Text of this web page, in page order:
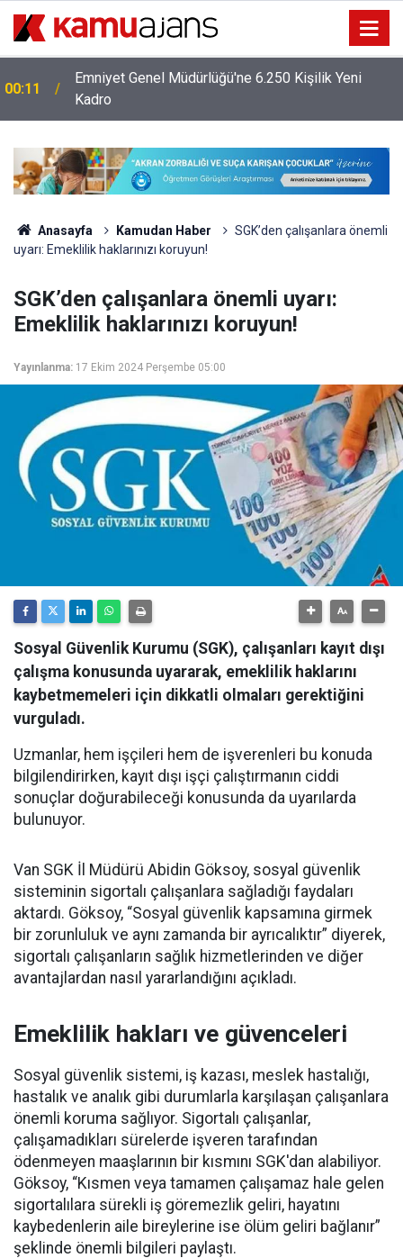
00:11
Emniyet Genel Müdürlüğü'ne 6.250 Kişilik Yeni
Kadro
Anasayfa Kamudan Haber
SGK’den çalışanlara önemli
uyarı: Emeklilik haklarınızı koruyun!
SGK’den çalışanlara önemli uyarı:
Emeklilik haklarınızı koruyun!
Yayınlanma: 17 Ekim 2024 Perşembe 05:00
Sosyal Güvenlik Kurumu (SGK), çalışanları kayıt dışı
çalışma konusunda uyararak, emeklilik haklarını
kaybetmemeleri için dikkatli olmaları gerektiğini
vurguladı.
Uzmanlar, hem işçileri hem de işverenleri bu konuda
bilgilendirirken, kayıt dışı işçi çalıştırmanın ciddi
sonuçlar doğurabileceği konusunda da uyarılarda
bulunuyor.
Van SGK İl Müdürü Abidin Göksoy, sosyal güvenlik
sisteminin sigortalı çalışanlara sağladığı faydaları
aktardı. Göksoy, “Sosyal güvenlik kapsamına girmek
bir zorunluluk ve aynı zamanda bir ayrıcalıktır” diyerek,
sigortalı çalışanların sağlık hizmetlerinden ve diğer
avantajlardan nasıl yararlandığını açıkladı.
Emeklilik hakları ve güvenceleri
Sosyal güvenlik sistemi, iş kazası, meslek hastalığı,
hastalık ve analık gibi durumlarla karşılaşan çalışanlara
önemli koruma sağlıyor. Sigortalı çalışanlar,
çalışamadıkları sürelerde işveren tarafından
ödenmeyen maaşlarının bir kısmını SGK'dan alabiliyor.
Göksoy, “Kısmen veya tamamen çalışamaz hale gelen
sigortalılara sürekli iş göremezlik geliri, hayatını
kaybedenlerin aile bireylerine ise ölüm geliri bağlanır”
şeklinde önemli bilgileri paylaştı.